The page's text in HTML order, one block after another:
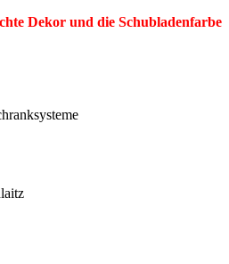
Dekor und die Schubladenfarbe